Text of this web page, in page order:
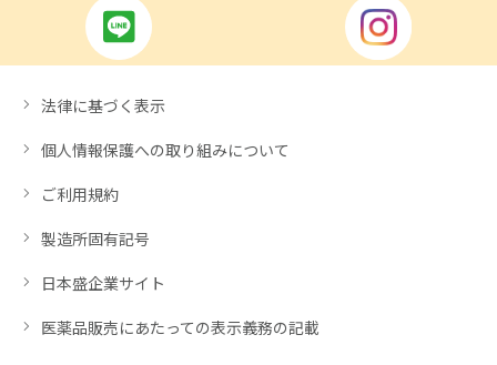
法律に基づく表示
個人情報保護への取り組みについて
ご利用規約
製造所固有記号
日本盛企業サイト
医薬品販売にあたっての表示義務の記載